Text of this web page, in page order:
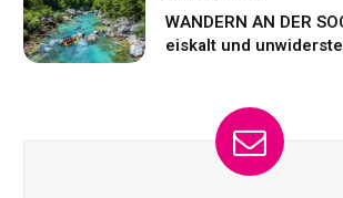
WANDERN AN DER
eiskalt und